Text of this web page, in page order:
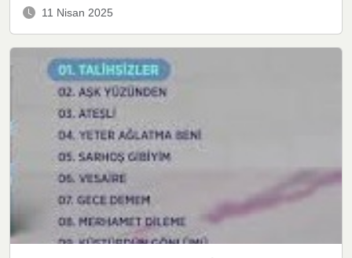
11 Nisan 2025